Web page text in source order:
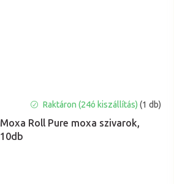
Moxa Roll Pure moxa szivarok,
10db
Raktáron (24ó kiszállítás) (1 db)